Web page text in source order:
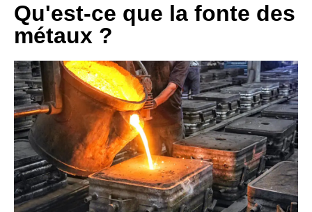
Qu'est-ce que la fonte des
métaux ?